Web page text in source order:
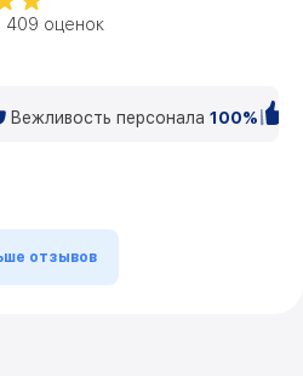
409 оценок
Вежливость персонала 100%
отзывов